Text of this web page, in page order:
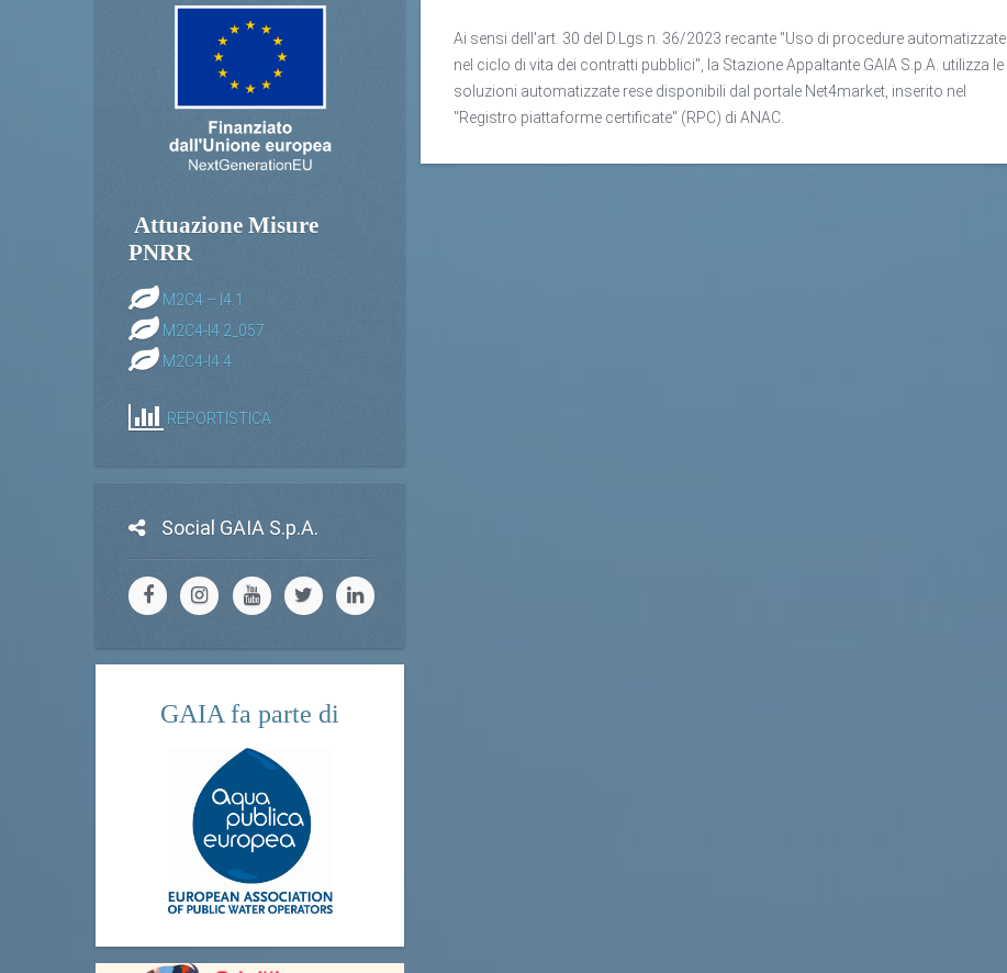
Ai sensi dell'art. 30 del D.Lgs n. 36/2023 recante "Uso di procedure automatizzate
nel ciclo di vita dei contratti pubblici", la Stazione Appaltante GAIA S.p.A. utilizza le
soluzioni automatizzate rese disponibili dal portale Net4market, inserito nel
"Registro piattaforme certificate" (RPC) di ANAC.
Attuazione Misure
PNRR
M2C4 – I4.1
M2C4-I4.2_057
M2C4-I4.4
REPORTISTICA
Social GAIA S.p.A.
GAIA fa parte di